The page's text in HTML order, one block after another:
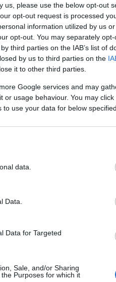
us, please use the below opt-out
opt-out request is processed
information utilized by us
opt-out. You may separately
third parties on the IAB’s list of
by us to third parties on the
it to other third parties.
Google services and may
or usage behaviour. You may
use your data for below
data.
Data.
Data for Targeted
Sale, and/or Sharing
Purposes for which it
HAJÓS
MŰSORT